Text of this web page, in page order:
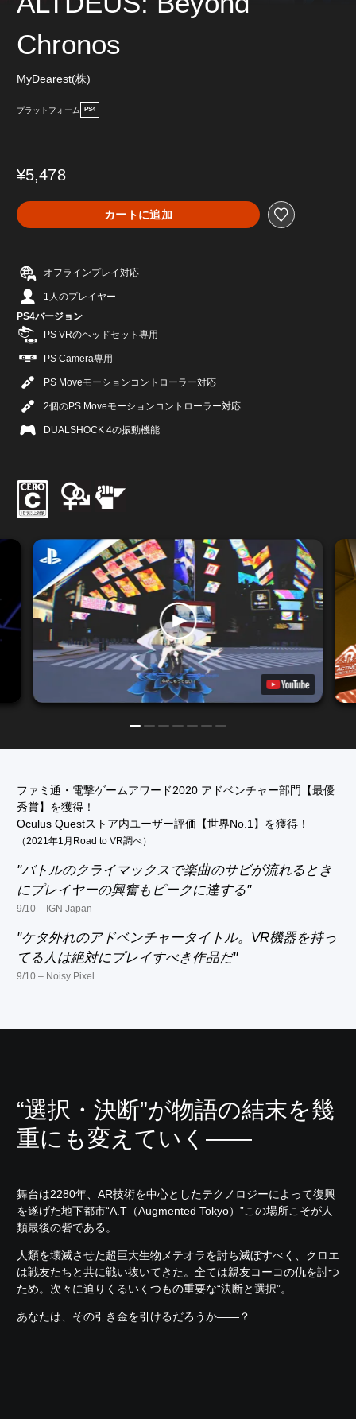
Chronos
MyDearest(株)
プラットフォーム PS4
¥5,478
カートに追加
オフラインプレイ対応
1人のプレイヤー
PS4バージョン
PS VRのヘッドセット専用
PS Camera専用
PS Moveモーションコントローラー対応
2個のPS Moveモーションコントローラー対応
DUALSHOCK 4の振動機能
ファミ通・電撃ゲームアワード2020 アドベンチャー部門【最優
秀賞】を獲得！
Oculus Questストア内ユーザー評価【世界No.1】を獲得！
（2021年1月Road to VR調べ）
"バトルのクライマックスで楽曲のサビが流れるとき
にプレイヤーの興奮もピークに達する"
9/10 – IGN Japan
"ケタ外れのアドベンチャータイトル。VR機器を持っ
てる人は絶対にプレイすべき作品だ"
9/10 – Noisy Pixel
“選択・決断”が物語の結末を幾
重にも変えていく――
舞台は2280年、AR技術を中心としたテクノロジーによって復興
を遂げた地下都市“A.T（Augmented Tokyo）”この場所こそが人
類最後の砦である。
人類を壊滅させた超巨大生物メテオラを討ち滅ぼすべく、クロエ
は戦友たちと共に戦い抜いてきた。全ては親友コーコの仇を討つ
ため。次々に迫りくるいくつもの重要な“決断と選択”。
あなたは、その引き金を引けるだろうか――？